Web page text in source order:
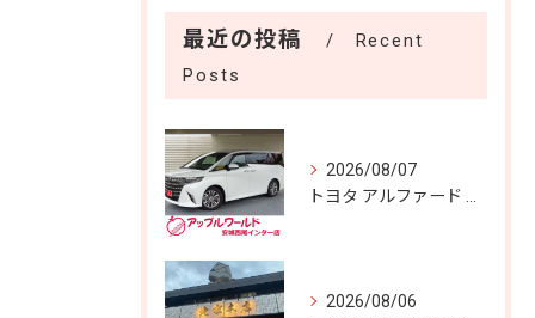
最近の投稿
Recent
Posts
2026/08/07
2026/08/06